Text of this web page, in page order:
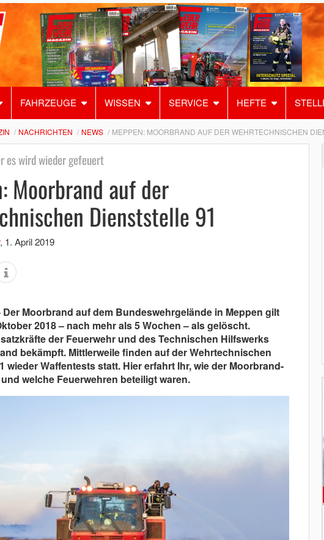
FAHRZEUGE WISSEN SERVICE HEFTE
NACHRICHTEN NEWS MEPPEN: MOORBRAND AUF DER WEHRTECHNISCHEN
es wird wieder gefeuert
Moorbrand auf der
Dienststelle 91
, 1. April 2019
Der Moorbrand auf dem Bundeswehrgelände in Meppen gilt
2018 – nach mehr als 5 Wochen – als gelöscht.
der Feuerwehr und des Technischen Hilfswerks
bekämpft. Mittlerweile finden auf der Wehrtechnischen
wieder Waffentests statt. Hier erfahrt Ihr, wie der Moorbrand-
welche Feuerwehren beteiligt waren.